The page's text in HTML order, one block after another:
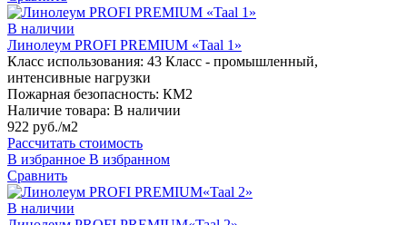
В наличии
Линолеум PROFI PREMIUM «Taal 1»
Класс использования: 43 Класс - промышленный,
интенсивные нагрузки
Пожарная безопасность: КМ2
Наличие товара: В наличии
922 руб./м2
Рассчитать стоимость
В избранное В избранном
Сравнить
В наличии